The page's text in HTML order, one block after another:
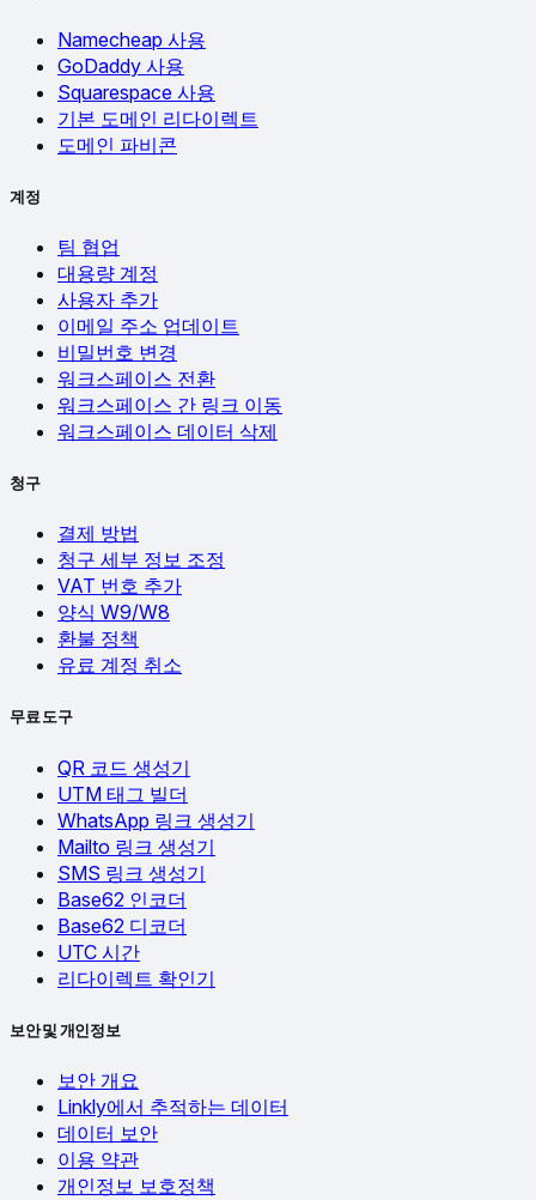
Namecheap 사용
GoDaddy 사용
Squarespace 사용
기본 도메인 리다이렉트
도메인 파비콘
계정
팀 협업
대용량 계정
사용자 추가
이메일 주소 업데이트
비밀번호 변경
워크스페이스 전환
워크스페이스 간 링크 이동
워크스페이스 데이터 삭제
청구
결제 방법
청구 세부 정보 조정
VAT 번호 추가
양식 W9/W8
환불 정책
유료 계정 취소
무료 도구
QR 코드 생성기
UTM 태그 빌더
WhatsApp 링크 생성기
Mailto 링크 생성기
SMS 링크 생성기
Base62 인코더
Base62 디코더
UTC 시간
리다이렉트 확인기
보안 및 개인정보
보안 개요
Linkly에서 추적하는 데이터
데이터 보안
이용 약관
개인정보 보호정책